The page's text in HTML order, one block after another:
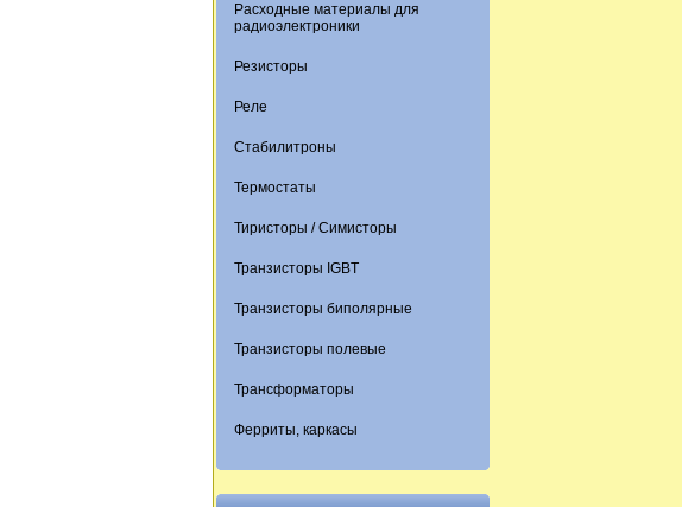
Расходные материалы для
радиоэлектроники
Резисторы
Реле
Стабилитроны
Термостаты
Тиристоры / Симисторы
Транзисторы IGBT
Транзисторы биполярные
Транзисторы полевые
Трансформаторы
Ферриты, каркасы